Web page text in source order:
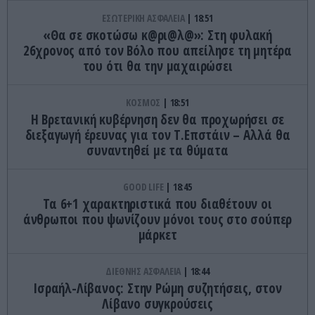
ΕΣΩΤΕΡΙΚΗ ΑΣΦΑΛΕΙΑ 18:51
«Θα σε σκοτώσω κ@ρι@λ@»: Στη φυλακή
26χρονος από τον Βόλο που απείλησε τη μητέρα
του ότι θα την μαχαιρώσει
ΚΟΣΜΟΣ 18:51
Η Βρετανική κυβέρνηση δεν θα προχωρήσει σε
διεξαγωγή έρευνας για τον Τ.Επστάιν – Αλλά θα
συναντηθεί με τα θύματα
GOOD LIFE 18:45
Τα 6+1 χαρακτηριστικά που διαθέτουν οι
άνθρωποι που ψωνίζουν μόνοι τους στο σούπερ
μάρκετ
ΔΙΕΘΝΗΣ ΑΣΦΑΛΕΙΑ 18:44
Ισραήλ-Λίβανος: Στην Ρώμη συζητήσεις, στον
Λίβανο συγκρούσεις